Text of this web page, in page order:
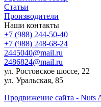
Статьи
Производители
Наши контакты
+7 (988) 244-50-40
+7 (988) 248-68-24
2445040@mail.ru
2486824@mail.ru
ул. Ростовское шоссе, 22
ул. Уральская, 85
Продвижение сайта - Nuts